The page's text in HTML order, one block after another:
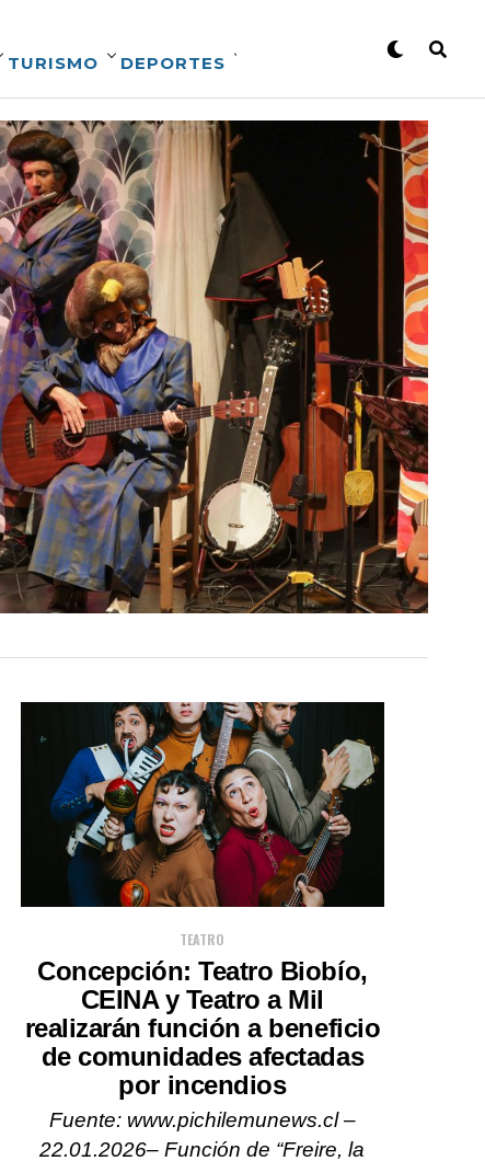
TURISMO DEPORTES
TEATRO
Concepción: Teatro Biobío,
CEINA y Teatro a Mil
realizarán función a beneficio
de comunidades afectadas
por incendios
Fuente: www.pichilemunews.cl –
22.01.2026– Función de “Freire, la